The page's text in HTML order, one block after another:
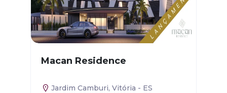
Macan Residence
Jardim Camburi, Vitória - ES